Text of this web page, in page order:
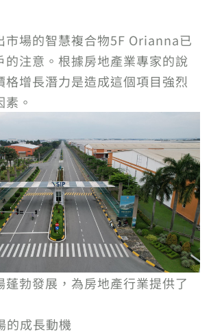
場的智慧複合物5F Orianna已
的注意。根據房地產業專家的說
格增長潛力是造成這個項目強烈
。
蓬勃發展，為房地產行業提供了
成長動機